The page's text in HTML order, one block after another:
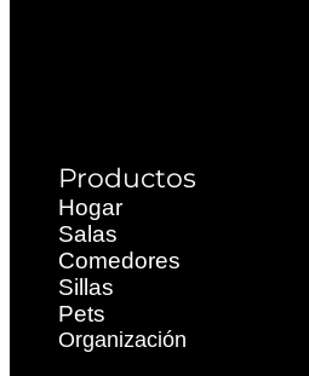
Productos
Hogar
Salas
Comedores
Sillas
Pets
Organización